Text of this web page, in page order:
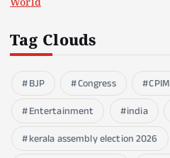
World
Tag Clouds
BJP Congress CPIM
Entertainment
india
kerala assembly election 2026